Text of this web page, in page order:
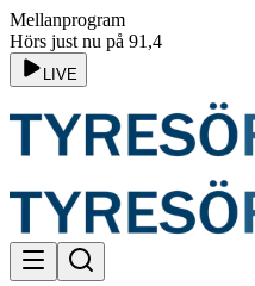
Mellanprogram
Hörs just nu på 91,4
LIVE